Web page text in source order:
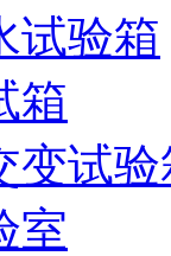
试验箱
箱
变试验
室